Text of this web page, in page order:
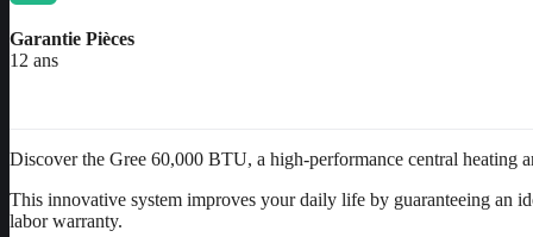
Garantie Pièces
12 ans
Discover the Gree 60,000 BTU, a high-performance central heating
This innovative system improves your daily life by guaranteeing an
labor warranty.